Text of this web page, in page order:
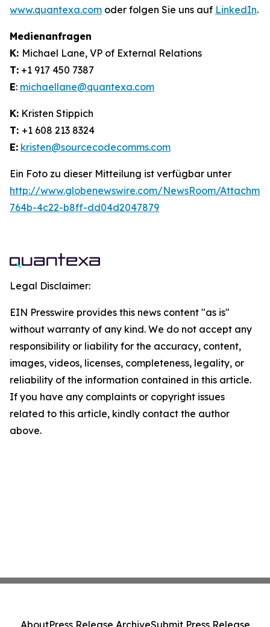
www.quantexa.com oder folgen Sie uns auf LinkedIn.
Medienanfragen
K: Michael Lane, VP of External Relations
T: +1 917 450 7387
E: michaellane@quantexa.com
K: Kristen Stippich
T: +1 608 213 8324
E: kristen@sourcecodecomms.com
Ein Foto zu dieser Mitteilung ist verfügbar unter
http://www.globenewswire.com/NewsRoom/
764b-4c22-b8ff-dd04d2047879
Legal Disclaimer:
EIN Presswire provides this news content "as is"
without warranty of any kind. We do not accept any
responsibility or liability for the accuracy, content,
images, videos, licenses, completeness, legality, or
reliability of the information contained in this article.
If you have any complaints or copyright issues
related to this article, kindly contact the author
above.
AboutPress Release ArchiveSubmit Press Release